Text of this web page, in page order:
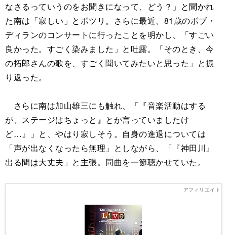
なさるっていうのをお聞きになって、どう？」と聞かれ
た南は「寂しい」とポツリ。さらに最近、81歳のボブ・
ディランのコンサートに行ったことを明かし、「すごい
良かった。すごく染みました」と吐露。「そのとき、今
の拓郎さんの歌を、すごく聞いてみたいと思った」と振
り返った。
さらに南は加山雄三にも触れ、「『音楽活動はする
が、ステージはちょっと』とか言っていましたけ
ど…』」と、やはり寂しそう。自身の進退については
「声が出なくなったら無理」としながら、「『神田川』
出る間は大丈夫」と主張。同曲を一節聴かせていた。